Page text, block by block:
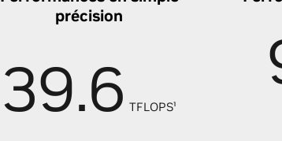
précision
39.6 TFLOPS¹